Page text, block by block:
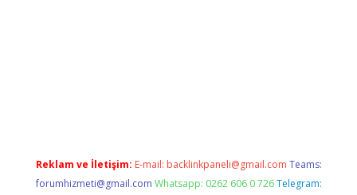
Reklam ve İletişim: E-mail: backlinkpaneli@gmail.com Teams:
forumhizmeti@gmail.com Whatsapp: 0262 606 0 726 Telegram: